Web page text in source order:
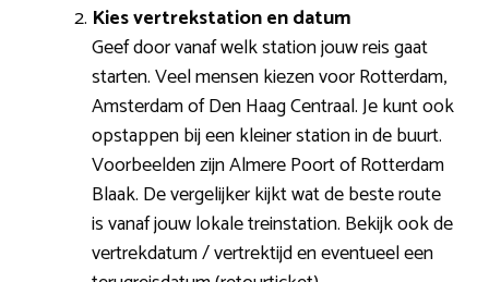
Kies vertrekstation en datum
Geef door vanaf welk station jouw reis gaat
starten. Veel mensen kiezen voor Rotterdam,
Amsterdam of Den Haag Centraal. Je kunt ook
opstappen bij een kleiner station in de buurt.
Voorbeelden zijn Almere Poort of Rotterdam
Blaak. De vergelijker kijkt wat de beste route
is vanaf jouw lokale treinstation. Bekijk ook de
vertrekdatum / vertrektijd en eventueel een